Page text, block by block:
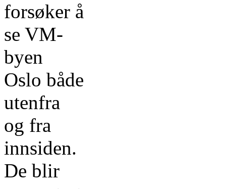
forsøker å
se VM-
byen
Oslo både
utenfra
og fra
innsiden.
De blir